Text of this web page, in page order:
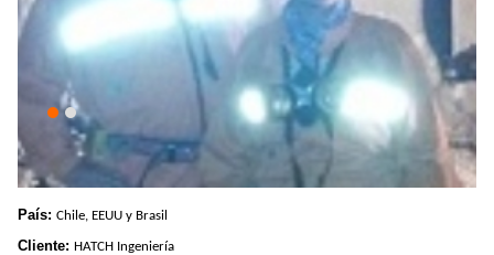
País: Chile, EEUU y Brasil
Cliente: HATCH Ingeniería